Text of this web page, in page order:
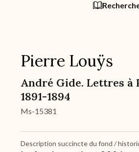
Pierre Louÿs
André Gide. Lettres à
1891-1894
Ms-15381
Description succincte du fond /